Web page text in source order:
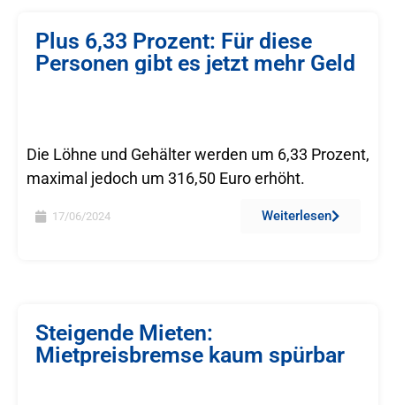
Plus 6,33 Prozent: Für diese
Personen gibt es jetzt mehr Geld
Die Löhne und Gehälter werden um 6,33 Prozent,
maximal jedoch um 316,50 Euro erhöht.
17/06/2024 Weiterlesen
Steigende Mieten:
Mietpreisbremse kaum spürbar